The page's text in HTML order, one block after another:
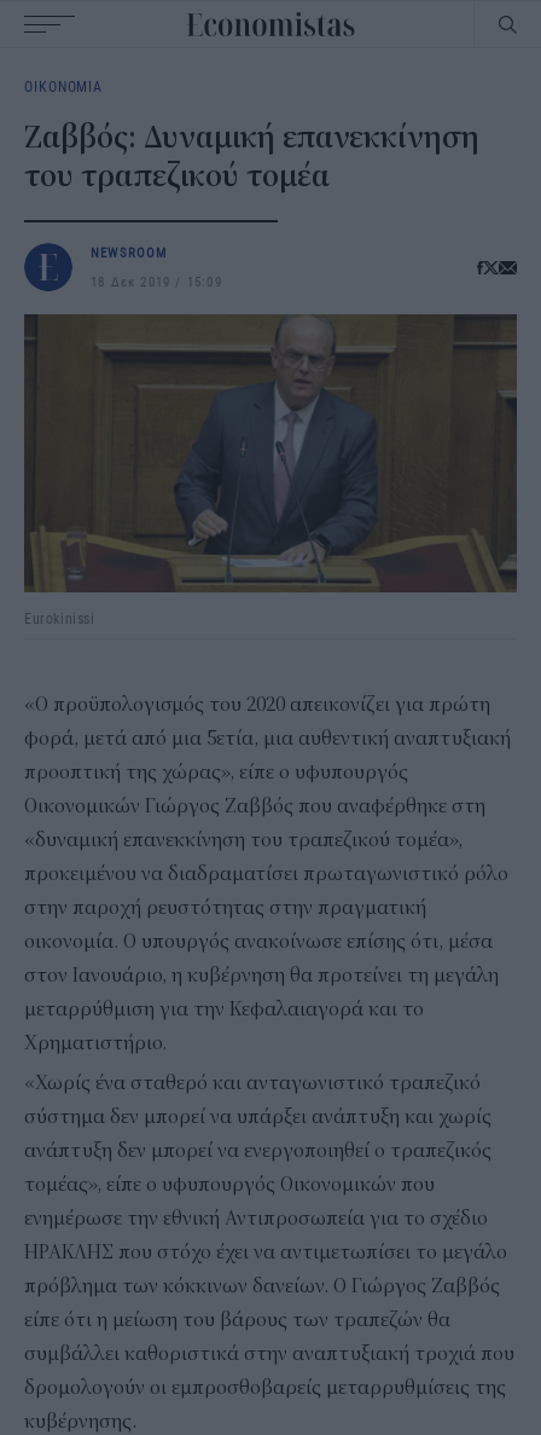
navigation
ΟΙΚΟΝΟΜΙΑ
Ζαββός: Δυναμική επανεκκίνηση
του τραπεζικού τομέα
NEWSROOM
18 Δεκ 2019
15:09
Eurokinissi
«Ο προϋπολογισμός του 2020 απεικονίζει για πρώτη
φορά, μετά από μια 5ετία, μια αυθεντική αναπτυξιακή
προοπτική της χώρας», είπε ο υφυπουργός
Οικονομικών Γιώργος Ζαββός που αναφέρθηκε στη
«δυναμική επανεκκίνηση του τραπεζικού τομέα»,
προκειμένου να διαδραματίσει πρωταγωνιστικό ρόλο
στην παροχή ρευστότητας στην πραγματική
οικονομία. Ο υπουργός ανακοίνωσε επίσης ότι, μέσα
στον Ιανουάριο, η κυβέρνηση θα προτείνει τη μεγάλη
μεταρρύθμιση για την Κεφαλαιαγορά και το
Χρηματιστήριο.
«Χωρίς ένα σταθερό και ανταγωνιστικό τραπεζικό
σύστημα δεν μπορεί να υπάρξει ανάπτυξη και χωρίς
ανάπτυξη δεν μπορεί να ενεργοποιηθεί ο τραπεζικός
τομέας», είπε ο υφυπουργός Οικονομικών που
ενημέρωσε την εθνική Αντιπροσωπεία για το σχέδιο
ΗΡΑΚΛΗΣ που στόχο έχει να αντιμετωπίσει το μεγάλο
πρόβλημα των κόκκινων δανείων. Ο Γιώργος Ζαββός
είπε ότι η μείωση του βάρους των τραπεζών θα
συμβάλλει καθοριστικά στην αναπτυξιακή τροχιά που
δρομολογούν οι εμπροσθοβαρείς μεταρρυθμίσεις της
κυβέρνησης.